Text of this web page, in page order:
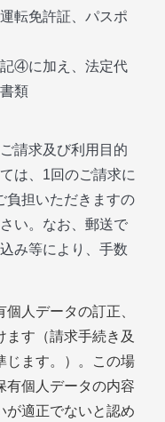
転免許証、パスポ
④に加え、法定代
類
請求及び利用目的
は、1回のご請求に
負担いただきますの
い。なお、郵送で
み等により、手数
人データの訂正、
ます（請求手続き及
じます。）。この場
有個人データの内容
が適正でないと認め